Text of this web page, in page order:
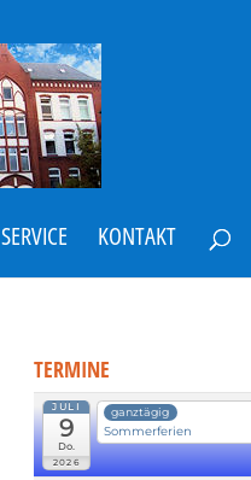
SERVICE KONTAKT
TERMINE
JULI
9
Do.
2026
ganztägig
Sommerferien